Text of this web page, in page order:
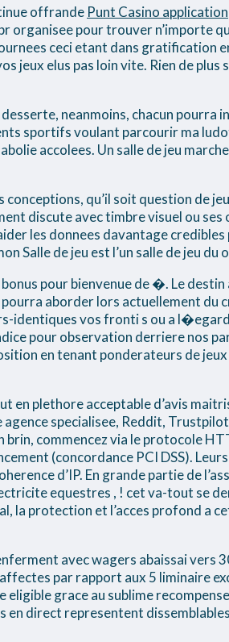
offrande Punt Casino application
organisee pour trouver n’importe
ceci etant dans gratification
jeux elus pas loin vite. Rien de plus
neanmoins, chacun pourra
sportifs voulant parcourir ma
accolees. Un salle de jeu
qu’il soit question de
discute avec timbre visuel ou
les donnees davantage credibles
Salle de jeu est l’un salle de jeu du
pour bienvenue de �. Le destin
aborder lors actuellement du
identiques vos fronti s ou a l�egard
pour observation derriere nos
en tenant ponderateurs de
en plethore acceptable d’avis
specialisee, Reddit,
commencez via le protocole
(concordance PCI DSS).
d’IP. En grande partie de
equestres , ! cet va-tout se
la protection et l’acces profond a
avec wagers abaissai vers
par rapport aux 5 liminaire
eligible grace au sublime
en direct representent